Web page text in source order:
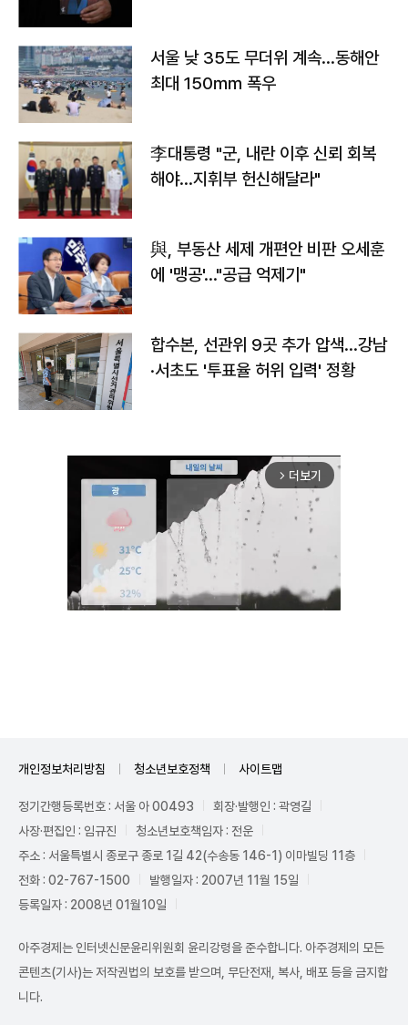
서울 낮 35도 무더위 계속…동해안
최대 150㎜ 폭우
李대통령 "군, 내란 이후 신뢰 회복
해야…지휘부 헌신해달라"
與, 부동산 세제 개편안 비판 오세훈
에 '맹공'…"공급 억제기"
합수본, 선관위 9곳 추가 압색…강남
·서초도 '투표율 허위 입력' 정황
arrow_forward_ios 더보기
개인정보처리방침 청소년보호정책 사이트맵
정기간행등록번호 : 서울 아 00493
회장·발행인 : 곽영길
사장·편집인 : 임규진
청소년보호책임자 : 전운
주소 : 서울특별시 종로구 종로 1길 42(수송동 146-1) 이마빌딩 11층
전화 : 02-767-1500
발행일자 : 2007년 11월 15일
등록일자 : 2008년 01월10일
아주경제는 인터넷신문윤리위원회 윤리강령을 준수합니다. 아주경제의 모든
콘텐츠(기사)는 저작권법의 보호를 받으며, 무단전재, 복사, 배포 등을 금지합
니다.